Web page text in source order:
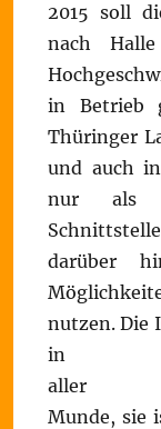
2015 soll
nach
in Betrieb
Thüringer
und auch
nur als
darüber
nutzen.Die
in
aller
Munde, sie